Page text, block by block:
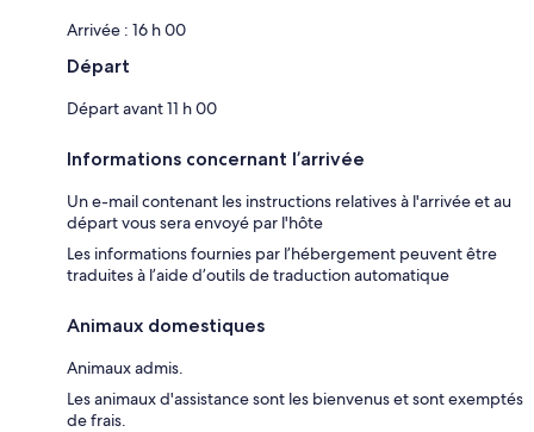
Arrivée : 16 h 00
Départ
Départ avant 11 h 00
Informations concernant l’arrivée
Un e-mail contenant les instructions relatives à l'arrivée et au
départ vous sera envoyé par l'hôte
Les informations fournies par l’hébergement peuvent être
traduites à l’aide d’outils de traduction automatique
Animaux domestiques
Animaux admis.
Les animaux d'assistance sont les bienvenus et sont exemptés
de frais.